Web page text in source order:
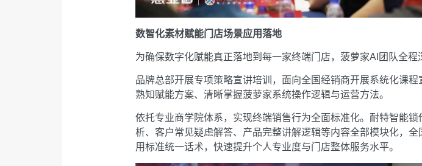
数智化素材赋能门店场景应用落地
为确保数字化赋能真正落地到每一家终端门店，菠萝家AI团队全程
品牌总部开展专项策略宣讲培训，面向全国经销商开展系统化课
熟知赋能方案、清晰掌握菠萝家系统操作逻辑与运营方法。
依托专业商学院体系，实现终端销售行为全面标准化。耐特智能
析、客户常见疑虑解答、产品完整讲解逻辑等内容全部模块化，
用标准统一话术，快速提升个人专业度与门店整体服务水平。